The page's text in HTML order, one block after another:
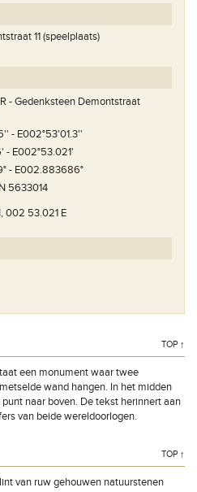
11 (speelplaats)
- Gedenksteen Demontstraat
- E002°53'01.3''
- E002°53.021'
- E002.883686°
5633014
002 53.021 E
TOP ↑
een monument waar twee
wand hangen. In het midden
naar boven. De tekst herinnert aan
van beide wereldoorlogen.
TOP ↑
van ruw gehouwen natuurstenen